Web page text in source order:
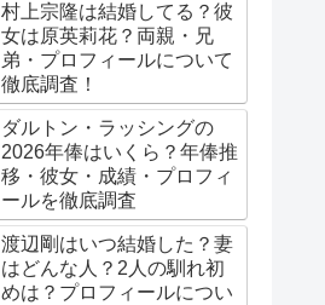
村上宗隆は結婚してる？彼
女は原英莉花？両親・兄
弟・プロフィールについて
徹底調査！
ダルトン・ラッシングの
2026年俸はいくら？年俸推
移・彼女・成績・プロフィ
ールを徹底調査
渡辺剛はいつ結婚した？妻
はどんな人？2人の馴れ初
めは？プロフィールについ